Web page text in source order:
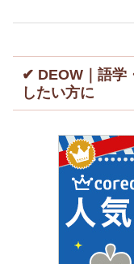
✔ DEOW｜語学
したい方に